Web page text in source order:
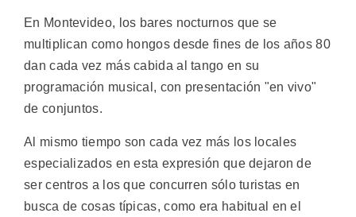
En Montevideo, los bares nocturnos que se
multiplican como hongos desde fines de los años 80
dan cada vez más cabida al tango en su
programación musical, con presentación "en vivo"
de conjuntos.
Al mismo tiempo son cada vez más los locales
especializados en esta expresión que dejaron de
ser centros a los que concurren sólo turistas en
busca de cosas típicas, como era habitual en el